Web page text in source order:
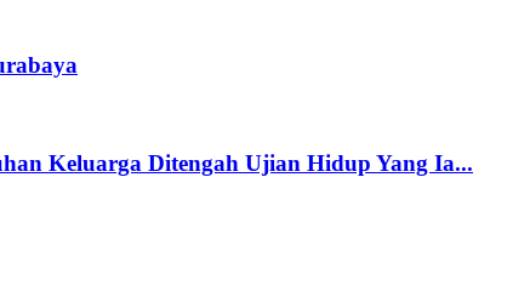
Keluarga Ditengah Ujian Hidup Yang Ia...